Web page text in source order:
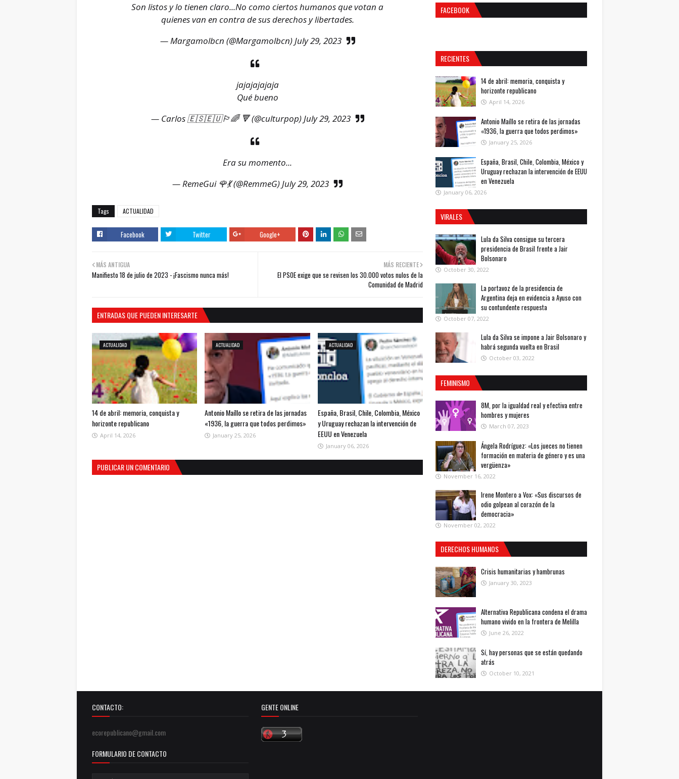
Son listos y lo tienen claro...No como ciertos humanos que votan a
quienes van en contra de sus derechos y libertades.
— Margamolbcn (@Margamolbcn)July 29, 2023
jajajajajaja
Qué bueno
— Carlos 🇪🇸🇪🇺🏳️‍🌈 🔻 (@culturpop)July 29, 2023
Era su momento...
— RemeGui 🌹💃 (@RemmeG)July 29, 2023
Tags ACTUALIDAD
Facebook Twitter Google+
MÁS RECIENTE
El PSOE exige que se revisen los 30.000 votos nulos de la
Comunidad de Madrid
MÁS ANTIGUA
Manifiesto 18 de julio de 2023 - ¡Fascismo nunca más!
ENTRADAS QUE PUEDEN INTERESARTE
ACTUALIDAD
14 de abril: memoria, conquista y
horizonte republicano
April 14, 2026
ACTUALIDAD
Antonio Maíllo se retira de las jornadas
«1936, la guerra que todos perdimos»
January 25, 2026
ACTUALIDAD
España, Brasil, Chile, Colombia, México
y Uruguay rechazan la intervención de
EEUU en Venezuela
January 06, 2026
PUBLICAR UN COMENTARIO
FACEBOOK
RECIENTES
14 de abril: memoria, conquista y
horizonte republicano
April 14, 2026
Antonio Maíllo se retira de las jornadas
«1936, la guerra que todos perdimos»
January 25, 2026
España, Brasil, Chile, Colombia, México y
Uruguay rechazan la intervención de EEUU
en Venezuela
January 06, 2026
VIRALES
Lula da Silva consigue su tercera
presidencia de Brasil frente a Jair
Bolsonaro
October 30, 2022
La portavoz de la presidencia de
Argentina deja en evidencia a Ayuso con
su contundente respuesta
October 07, 2022
Lula da Silva se impone a Jair Bolsonaro y
habrá segunda vuelta en Brasil
October 03, 2022
FEMINISMO
8M, por la igualdad real y efectiva entre
hombres y mujeres
March 07, 2023
Ángela Rodríguez: «Los jueces no tienen
formación en materia de género y es una
vergüenza»
November 16, 2022
Irene Montero a Vox: «Sus discursos de
odio golpean al corazón de la
democracia»
November 02, 2022
DERECHOS HUMANOS
Crisis humanitarias y hambrunas
January 30, 2023
Alternativa Republicana condena el drama
humano vivido en la frontera de Melilla
June 26, 2022
Sí, hay personas que se están quedando
atrás
October 10, 2021
CONTACTO:
ecorepublicano@gmail.com
FORMULARIO DE CONTACTO
GENTE ONLINE